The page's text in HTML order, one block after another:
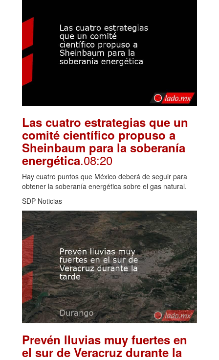
Las cuatro estrategias que un
comité científico propuso a
Sheinbaum para la soberanía
energética.08:20
Hay cuatro puntos que México deberá de seguir para
obtener la soberanía energética sobre el gas natural.
SDP Noticias
Prevén lluvias muy fuertes en
el sur de Veracruz durante la